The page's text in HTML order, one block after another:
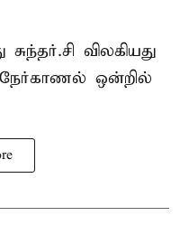
விலகியது
ஒன்றில்